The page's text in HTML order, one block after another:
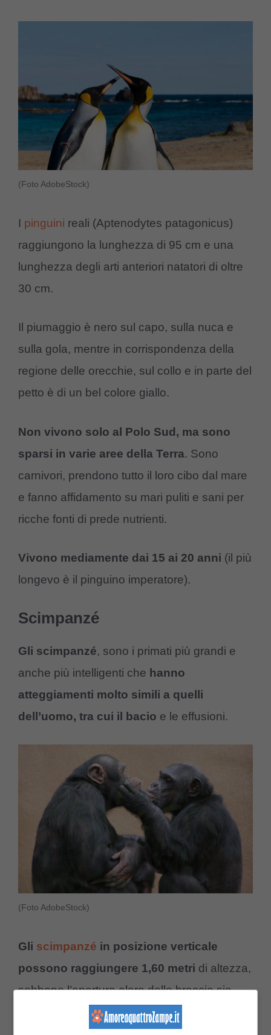
(Foto AdobeStock)
I pinguini reali (Aptenodytes patagonicus)
raggiungono la lunghezza di 95 cm e una
lunghezza degli arti anteriori natatori di oltre
30 cm.
Il piumaggio è nero sul capo, sulla nuca e
sulla gola, mentre in corrispondenza della
regione delle orecchie, sul collo e in parte del
petto è di un bel colore giallo.
Non vivono solo al Polo Sud, ma sono
sparsi in varie aree della Terra. Sono
carnivori, prendono tutto il loro cibo dal mare
e fanno affidamento su mari puliti e sani per
ricche fonti di prede nutrienti.
Vivono mediamente dai 15 ai 20 anni (il più
longevo è il pinguino imperatore).
Scimpanzé
Gli scimpanzé, sono i primati più grandi e
anche più intelligenti che hanno
atteggiamenti molto simili a quelli
dell’uomo, tra cui il bacio e le effusioni.
(Foto AdobeStock)
Gli scimpanzé in posizione verticale
possono raggiungere 1,60 metri di altezza,
sebbene l’apertura alare delle braccia sia
molto più grande di quella della specie